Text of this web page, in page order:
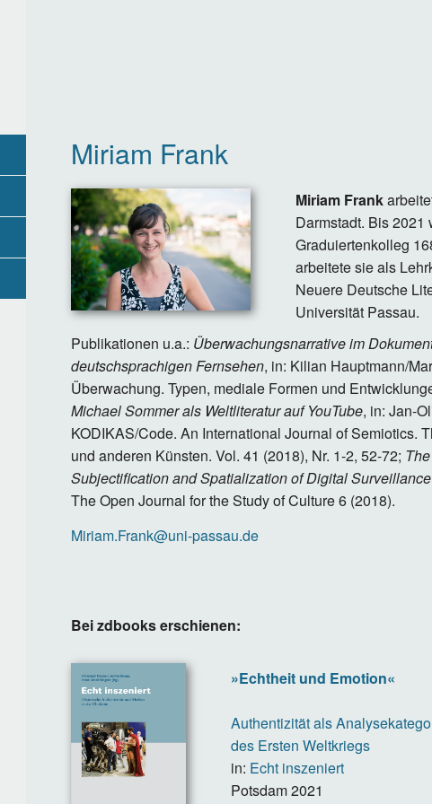
Miriam Frank
Miriam Frank
Darmstadt. Bis
Graduiertenkolleg
arbeitete sie als
Neuere Deutsche
Universität Passau.
Publikationen u.a.: Überwachungsnarrative im
deutschsprachigen Fernsehen, in: Kilian Hauptmann/
Überwachung. Typen, mediale Formen und
Michael Sommer als Weltliteratur auf YouTube, in: Jan-
KODIKAS/Code. An International Journal of Semiotics.
und anderen Künsten. Vol. 41 (2018), Nr. 1-2, 52-72;
Subjectification and Spatialization of Digital
The Open Journal for the Study of Culture 6 (2018).
Miriam.Frank@uni-passau.de
Bei zdbooks erschienen:
»Echtheit und Emotion«
Authentizität als
des Ersten Weltkriegs
in: Echt inszeniert
Potsdam2021